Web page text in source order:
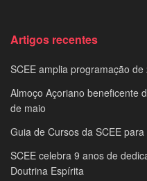
Artigos recentes
SCEE amplia programação
Almoço Açoriano beneficente
de maio
Guia de Cursos da SCEE
SCEE celebra 9 anos de
Doutrina Espírita